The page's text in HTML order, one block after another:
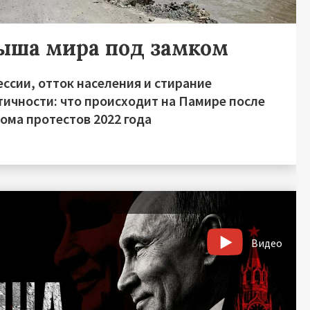
мира под замком
отток населения и стирание
что происходит на Памире после
протестов 2022 года
Видео